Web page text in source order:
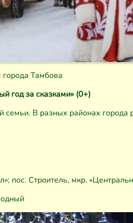
Тамбова
год за сказками» (0+)
семьи. В разных районах
пос. Строитель, мкр.